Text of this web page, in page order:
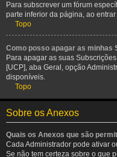
Para subscrever um fórum
parte inferior da página, ao
Topo
Como posso apagar as minhas
Para apagar as suas
[UCP], aba Geral, opção
disponíveis.
Topo
Sobre os Anexos
Quais os Anexos que são
Cada Administrador pode ativar
Se não tem certeza sobre o que